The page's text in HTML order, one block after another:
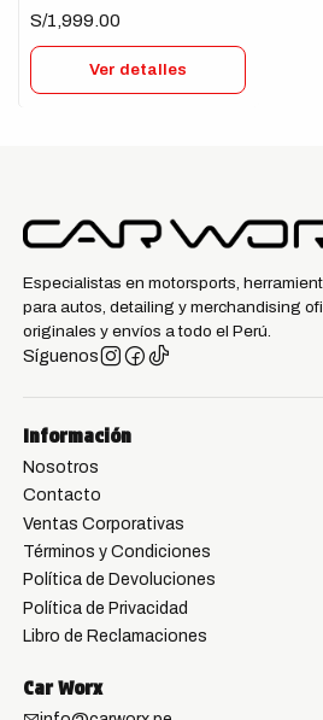
S/1,999.00
Ver detalles
Especialistas en motorsports,
para autos, detailing y merchandising
originales y envíos a todo el Perú.
Síguenos
Información
Nosotros
Contacto
Ventas Corporativas
Términos y Condiciones
Política de Devoluciones
Política de Privacidad
Libro de Reclamaciones
Car Worx